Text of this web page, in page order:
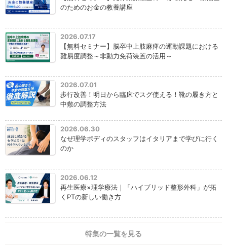
のためのお金の教養講座
2026.07.17
【無料セミナー】脳卒中上肢麻痺の運動課題における
難易度調整～非動力免荷装置の活用～
2026.07.01
歩行改善！明日から臨床でスグ使える！靴の履き方と
中敷の調整方法
2026.06.30
なぜ理学ボディのスタッフはイタリアまで学びに行く
のか
2026.06.12
再生医療×理学療法｜「ハイブリッド整形外科」が拓
くPTの新しい働き方
特集の一覧を見る